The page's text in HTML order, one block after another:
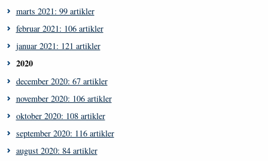
marts 2021: 99 artikler
februar 2021: 106 artikler
januar 2021: 121 artikler
2020
december 2020: 67 artikler
november 2020: 106 artikler
oktober 2020: 108 artikler
september 2020: 116 artikler
august 2020: 84 artikler